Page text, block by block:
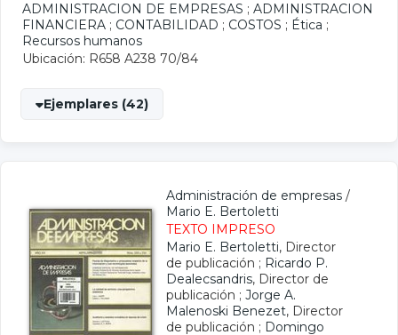
ADMINISTRACION DE EMPRESAS ; ADMINISTRACION
FINANCIERA ; CONTABILIDAD ; COSTOS ; Ética ;
Recursos humanos
Ubicación: R658 A238 70/84
Ejemplares (42)
Administración de empresas /
Mario E. Bertoletti
TEXTO IMPRESO
Mario E. Bertoletti, Director
de publicación ; Ricardo P.
Dealecsandris, Director de
publicación ; Jorge A.
Malenoski Benezet, Director
de publicación ; Domingo